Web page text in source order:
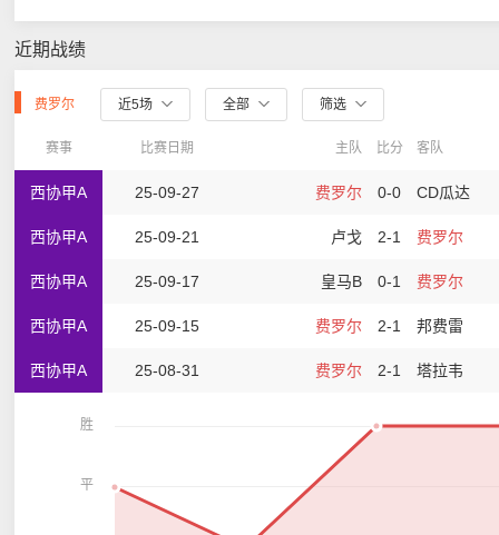
近期战绩
费罗尔 近5场 全部 筛选
赛事 比赛日期 主队 比分 客队
西协甲A 25-09-27 费罗尔 0-0 CD瓜达
西协甲A 25-09-21 卢戈 2-1 费罗尔
西协甲A 25-09-17 皇马B 0-1 费罗尔
西协甲A 25-09-15 费罗尔 2-1 邦费雷
西协甲A 25-08-31 费罗尔 2-1 塔拉韦
胜
平